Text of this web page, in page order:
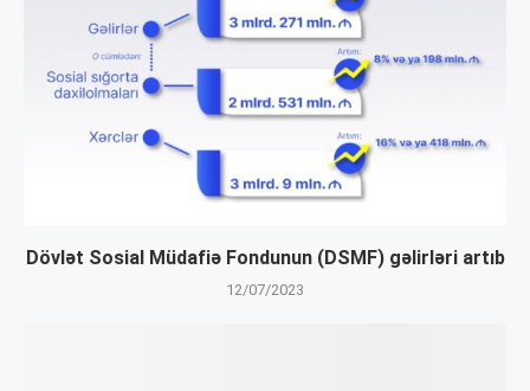
Dövlət Sosial Müdafiə Fondunun (DSMF) gəlirləri artıb
12/07/2023